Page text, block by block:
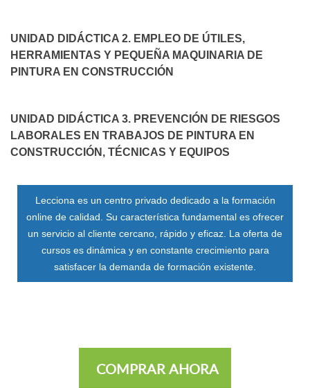
UNIDAD DIDÁCTICA 2. EMPLEO DE ÚTILES,
HERRAMIENTAS Y PEQUEÑA MAQUINARIA DE
PINTURA EN CONSTRUCCIÓN
UNIDAD DIDÁCTICA 3. PREVENCIÓN DE RIESGOS
LABORALES EN TRABAJOS DE PINTURA EN
CONSTRUCCIÓN, TÉCNICAS Y EQUIPOS
Lecciona es un centro privado dedicado a la formación
online de calidad. Su característica fundamental es ofrecer
un servicio al cliente cercano, rápido y eficaz. La oferta de
cursos es dinámica y en constante crecimiento para
satisfacer la demanda de formación existente.
COMPRAR AHORA